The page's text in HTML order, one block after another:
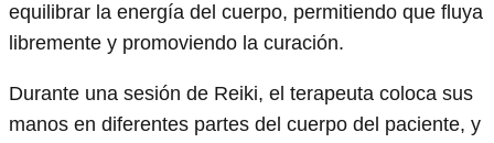
equilibrar la energía del cuerpo, permitiendo que fluya
libremente y promoviendo la curación.
Durante una sesión de Reiki, el terapeuta coloca sus
manos en diferentes partes del cuerpo del paciente, y